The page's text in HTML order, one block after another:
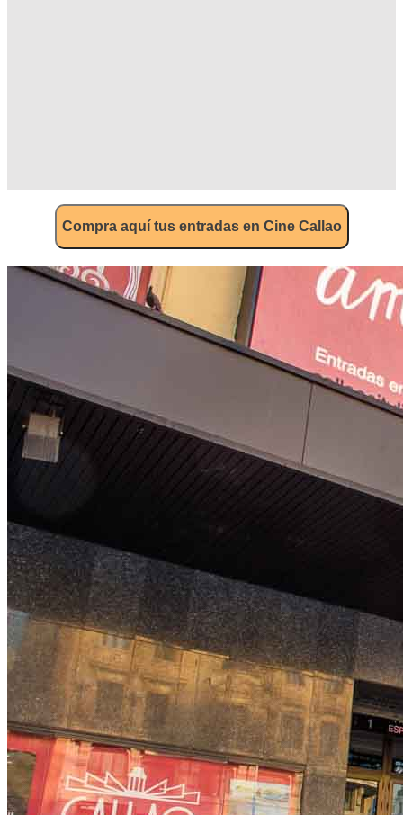
Compra aquí tus entradas en Cine Callao